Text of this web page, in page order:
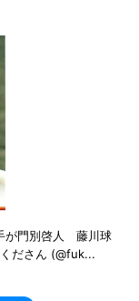
が門別啓人 藤川球
ださん (@fuk...